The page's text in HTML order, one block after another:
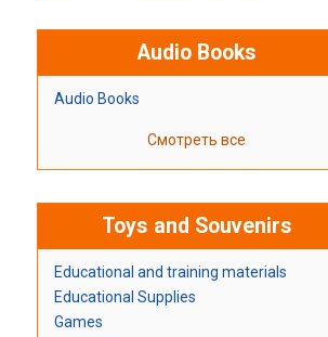
Audio Books
Audio Books
Смотреть все
Toys and Souvenirs
Educational and training materials
Educational Supplies
Games